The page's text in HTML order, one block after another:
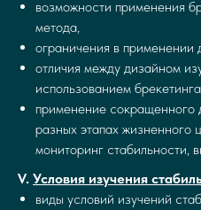
возможности применения
метода,
ограничения в применении
отличия между дизайном
использованием
применение сокращенного
разных этапах жизненного
мониторинг стабильности,
V. Условия изучения
виды условий изучений